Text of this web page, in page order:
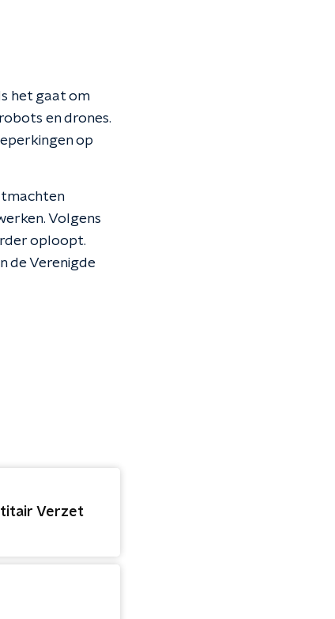
het gaat om
en drones.
op
Volgens
oploopt.
de Verenigde
Verzet